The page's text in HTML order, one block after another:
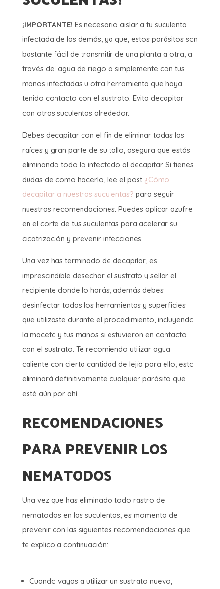
¡IMPORTANTE! Es necesario aislar a tu suculenta
infectada de las demás, ya que, estos parásitos son
bastante fácil de transmitir de una planta a otra, a
través del agua de riego o simplemente con tus
manos infectadas u otra herramienta que haya
tenido contacto con el sustrato. Evita decapitar
con otras suculentas alrededor.
Debes decapitar con el fin de eliminar todas las
raíces y gran parte de su tallo, asegura que estás
eliminando todo lo infectado al decapitar. Si tienes
dudas de como hacerlo, lee el post ¿Cómo
decapitar a nuestras suculentas? para seguir
nuestras recomendaciones. Puedes aplicar azufre
en el corte de tus suculentas para acelerar su
cicatrización y prevenir infecciones.
Una vez has terminado de decapitar, es
imprescindible desechar el sustrato y sellar el
recipiente donde lo harás, además debes
desinfectar todas los herramientas y superficies
que utilizaste durante el procedimiento, incluyendo
la maceta y tus manos si estuvieron en contacto
con el sustrato. Te recomiendo utilizar agua
caliente con cierta cantidad de lejía para ello, esto
eliminará definitivamente cualquier parásito que
esté aún por ahí.
RECOMENDACIONES
PARA PREVENIR LOS
NEMATODOS
Una vez que has eliminado todo rastro de
nematodos en las suculentas, es momento de
prevenir con las siguientes recomendaciones que
te explico a continuación:
Cuando vayas a utilizar un sustrato nuevo,